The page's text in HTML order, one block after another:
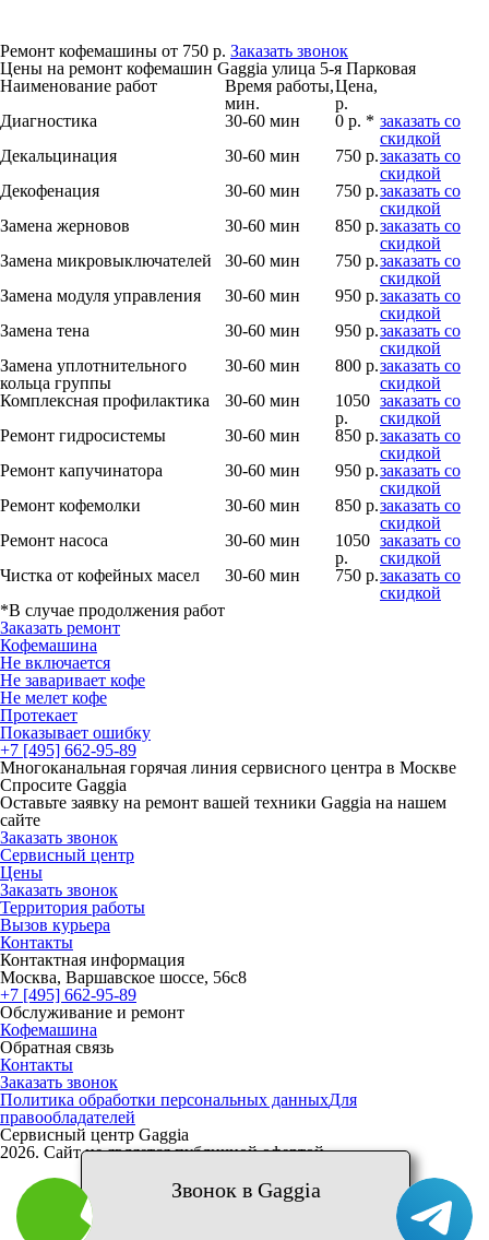
Ремонт кофемашины от 750 р. Заказать звонок
Цены на ремонт кофемашин Gaggia улица 5-я Парковая
Наименование работ
Время работы,
мин.
Цена,
р.
Диагностика
30-60 мин 0 р. * заказать со
скидкой
Декальцинация
30-60 мин 750 р.заказать со
скидкой
Декофенация
30-60 мин 750 р.заказать со
скидкой
Замена жерновов
30-60 мин 850 р.заказать со
скидкой
Замена микровыключателей
30-60 мин 750 р.заказать со
скидкой
Замена модуля управления
30-60 мин 950 р.заказать со
скидкой
Замена тена
30-60 мин 950 р.заказать со
скидкой
Замена уплотнительного
кольца группы
30-60 мин 800 р.заказать со
скидкой
Комплексная профилактика
30-60 мин
1050
р.
заказать со
скидкой
Ремонт гидросистемы
30-60 мин 850 р.заказать со
скидкой
Ремонт капучинатора
30-60 мин 950 р.заказать со
скидкой
Ремонт кофемолки
30-60 мин 850 р.заказать со
скидкой
Ремонт насоса
30-60 мин
1050
р.
заказать со
скидкой
Чистка от кофейных масел
30-60 мин 750 р.заказать со
скидкой
*В случае продолжения работ
Заказать ремонт
Кофемашина
Не включается
Не заваривает кофе
Не мелет кофе
Протекает
Показывает ошибку
+7 [495] 662-95-89
Многоканальная горячая линия сервисного центра в Москве
Спросите Gaggia
Оставьте заявку на ремонт вашей техники Gaggia на нашем
сайте
Заказать звонок
Сервисный центр
Цены
Заказать звонок
Территория работы
Вызов курьера
Контакты
Контактная информация
Москва, Варшавское шоссе, 56с8
+7 [495] 662-95-89
Обслуживание и ремонт
Кофемашина
Обратная связь
Контакты
Заказать звонок
Политика обработки персональных данныхДля
правообладателей
Сервисный центр Gaggia
2026. Сайт не является публичной офертой
Звонок в Gaggia